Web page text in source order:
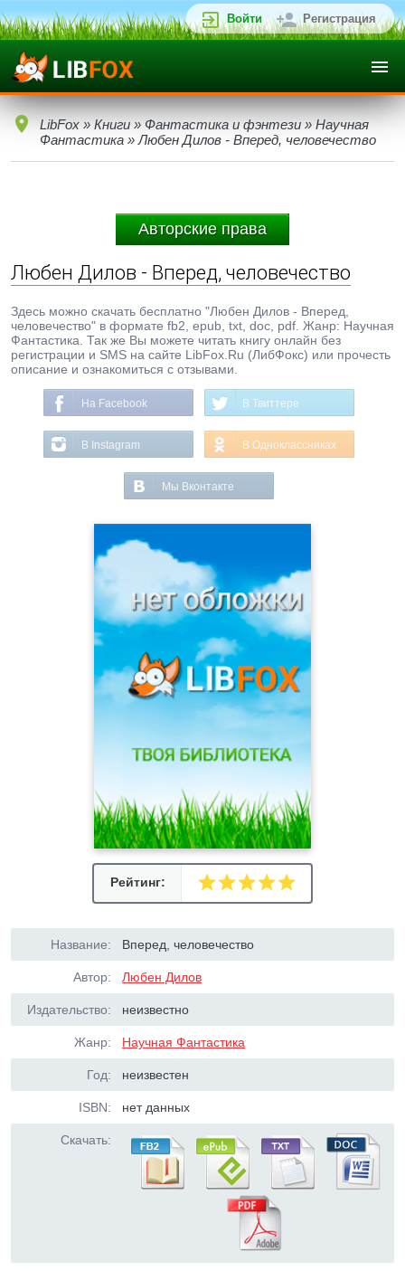
Войти Регистрация
LibFox » Книги » Фантастика и фэнтези » Научная
Фантастика » Любен Дилов - Вперед, человечество
Авторские права
Любен Дилов - Вперед, человечество
Здесь можно скачать бесплатно "Любен Дилов - Вперед,
человечество" в формате fb2, epub, txt, doc, pdf. Жанр: Научная
Фантастика. Так же Вы можете читать книгу онлайн без
регистрации и SMS на сайте LibFox.Ru (ЛибФокс) или прочесть
описание и ознакомиться с отзывами.
На Facebook В Твиттере
В Instagram В Одноклассниках
Мы Вконтакте
Рейтинг:
Название: Вперед, человечество
Автор: Любен Дилов
Издательство: неизвестно
Жанр: Научная Фантастика
Год: неизвестен
ISBN: нет данных
Скачать: